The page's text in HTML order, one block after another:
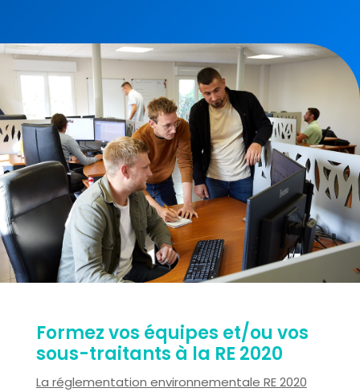
Formez vos équipes et/ou vos
sous-traitants à la RE 2020
La réglementation environnementale RE 2020